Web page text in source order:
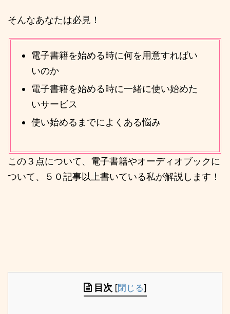
そんなあなたは必見！
電子書籍を始める時に何を用意すればい
いのか
電子書籍を始める時に一緒に使い始めた
いサービス
使い始めるまでによくある悩み
この３点について、電子書籍やオーディオブックに
ついて、５０記事以上書いている私が解説します！
目次 [閉じる]